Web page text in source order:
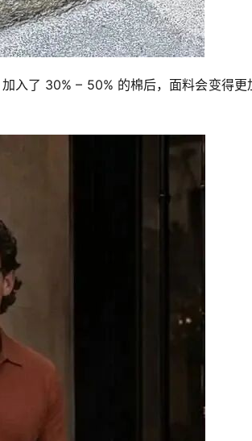
入了 30% – 50% 的棉后，面料会变得更